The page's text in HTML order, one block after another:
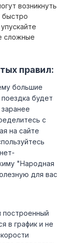
возникнуть
быстро
сложные
правил:
большие
будет
с
на сайте
"Народная
для вас
построенный
в график и не